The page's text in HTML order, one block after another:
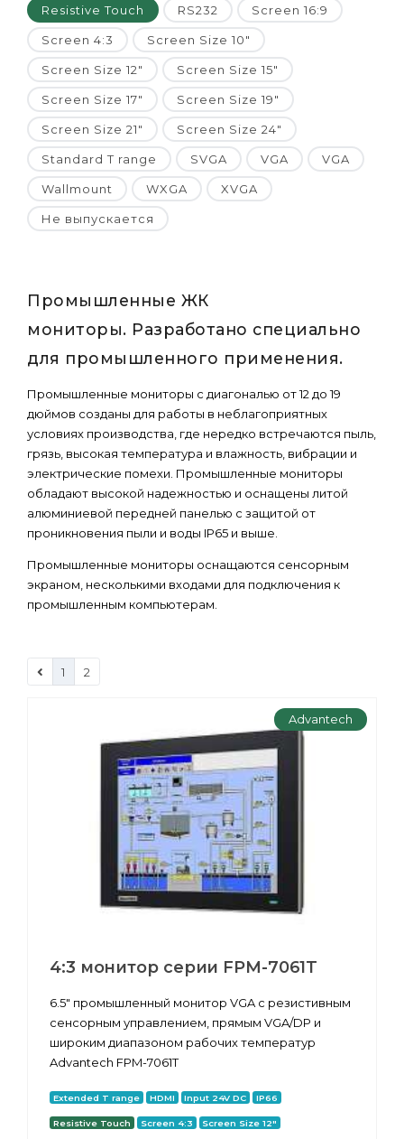
Resistive Touch RS232 Screen 16:9
Screen 4:3 Screen Size 10"
Screen Size 12" Screen Size 15"
Screen Size 17" Screen Size 19"
Screen Size 21" Screen Size 24"
Standard T range SVGA VGA VGA
Wallmount WXGA XVGA
Не выпускается
Промышленные ЖК
мониторы. Разработано специально
для промышленного применения.
Промышленные мониторы с диагональю от 12 до 19
дюймов созданы для работы в неблагоприятных
условиях производства, где нередко встречаются пыль,
грязь, высокая температура и влажность, вибрации и
электрические помехи. Промышленные мониторы
обладают высокой надежностью и оснащены литой
алюминиевой передней панелью с защитой от
проникновения пыли и воды IP65 и выше.
Промышленные мониторы оснащаются сенсорным
экраном, несколькими входами для подключения к
промышленным компьютерам.
1 2
Advantech
4:3 монитор серии FPM-7061T
6.5" промышленный монитор VGA с резистивным
сенсорным управлением, прямым VGA/DP и
широким диапазоном рабочих температур
Advantech FPM-7061T
Extended T range HDMI Input 24V DC IP66
Resistive Touch Screen 4:3 Screen Size 12"